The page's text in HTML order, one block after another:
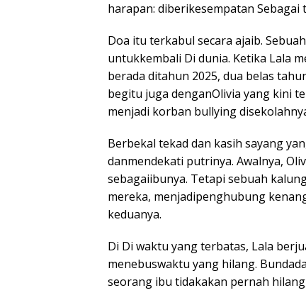
harapan: diberikesempatan
Doa itu terkabul secara ajaib.
untukkembali Di dunia. Ketika Lala
berada ditahun 2025, dua belas
begitu juga denganOlivia yang kini
menjadi korban bullying
Berbekal tekad dan kasih sayang
danmendekati putrinya. Awalnya,
sebagaiibunya. Tetapi sebuah
mereka, menjadipenghubung
keduanya.
Di Di waktu yang terbatas, Lala
menebuswaktu yang hilang.
seorang ibu tidakakan pernah